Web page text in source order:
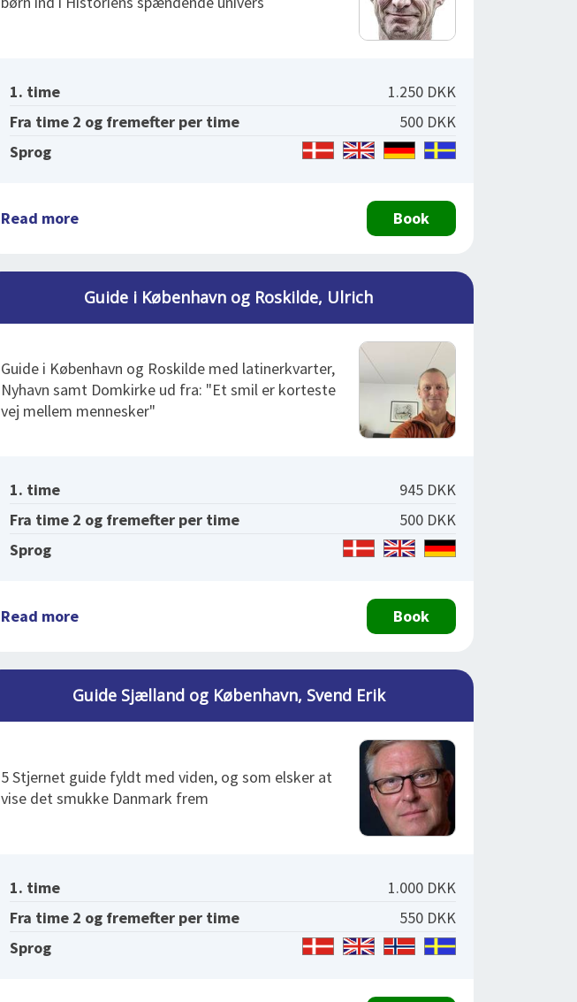
1. time
1.250 DKK
Fra time 2 og fremefter per time
500 DKK
Sprog
Read more Book
Guide i København og Roskilde, Ulrich
Guide i København og Roskilde med latinerkvarter,
Nyhavn samt Domkirke ud fra: "Et smil er korteste
vej mellem mennesker"
1. time
945 DKK
Fra time 2 og fremefter per time
500 DKK
Sprog
Read more Book
Guide Sjælland og København, Svend Erik
5 Stjernet guide fyldt med viden, og som elsker at
vise det smukke Danmark frem
1. time
1.000 DKK
Fra time 2 og fremefter per time
550 DKK
Sprog